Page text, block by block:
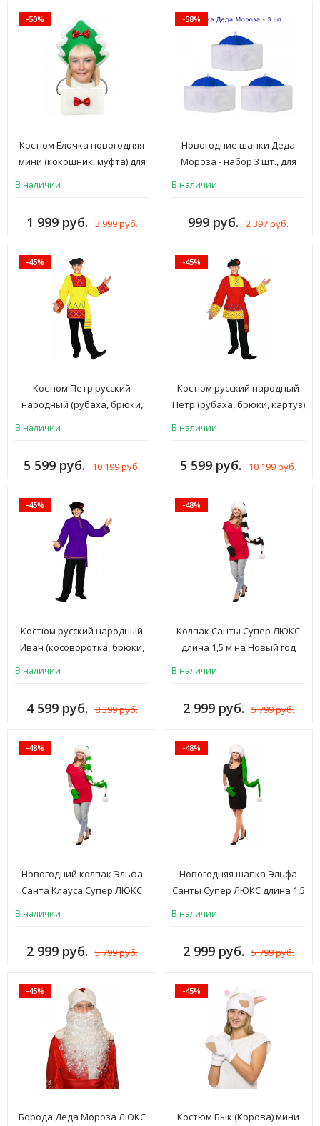
-50%
Костюм Елочка новогодняя
мини (кокошник, муфта) для
В наличии
1 999 руб. 3 999 руб.
-58%
Новогодние шапки Деда
Мороза - набор 3 шт., для
В наличии
999 руб. 2 397 руб.
-45%
Костюм Петр русский
народный (рубаха, брюки,
В наличии
5 599 руб. 10 199 руб.
-45%
Костюм русский народный
Петр (рубаха, брюки, картуз)
В наличии
5 599 руб. 10 199 руб.
-45%
Костюм русский народный
Иван (косоворотка, брюки,
В наличии
4 599 руб. 8 399 руб.
-48%
Колпак Санты Супер ЛЮКС
длина 1,5 м на Новый год
мужчин, ШК-7чб
В наличии
2 999 руб. 5 799 руб.
-48%
Новогодний колпак Эльфа
Санта Клауса Супер ЛЮКС
взрослых женщин и мужчин,
В наличии
2 999 руб. 5 799 руб.
-48%
Новогодняя шапка Эльфа
Санты Супер ЛЮКС длина 1,5
ШК-7з
В наличии
2 999 руб. 5 799 руб.
-45%
Борода Деда Мороза ЛЮКС
-45%
Костюм Бык (Корова) мини